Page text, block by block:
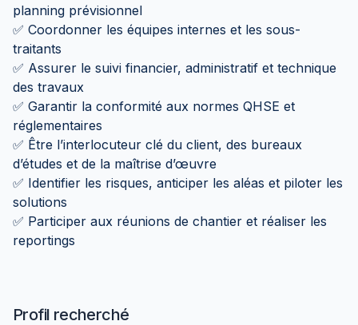
planning prévisionnel
✅ Coordonner les équipes internes et les sous-
traitants
✅ Assurer le suivi financier, administratif et technique
des travaux
✅ Garantir la conformité aux normes QHSE et
réglementaires
✅ Être l’interlocuteur clé du client, des bureaux
d’études et de la maîtrise d’œuvre
✅ Identifier les risques, anticiper les aléas et piloter les
solutions
✅ Participer aux réunions de chantier et réaliser les
reportings
Profil recherché